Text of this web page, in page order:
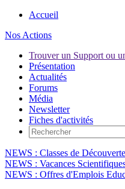
Accueil
Nos Actions
Trouver un Support ou
Présentation
Actualités
Forums
Média
Newsletter
Fiches d'activités
NEWS : Classes de
NEWS : Vacances
NEWS : Offres d'Emplois